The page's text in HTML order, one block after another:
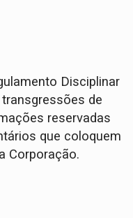
Disciplinar
de
reservadas
que coloquem
Corporação.